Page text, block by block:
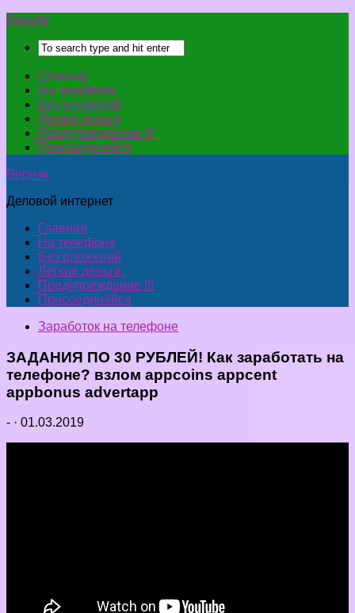
Верняк
Главная
На телефоне
Без вложений
Легкие деньги
Предупреждение !!!
Присоединяйся
Верняк
Деловой интернет
Главная
На телефоне
Без вложений
Легкие деньги
Предупреждение !!!
Присоединяйся
Заработок на телефоне
ЗАДАНИЯ ПО 30 РУБЛЕЙ! Как заработать на
телефоне? взлом appcoins appcent
appbonus advertapp
- · 01.03.2019